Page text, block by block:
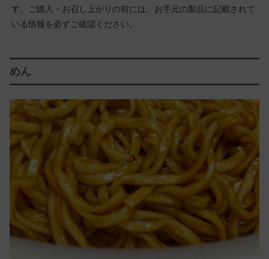
す。ご購入・お召し上がりの前には、お手元の製品に記載されて
いる情報を必ずご確認ください。
めん